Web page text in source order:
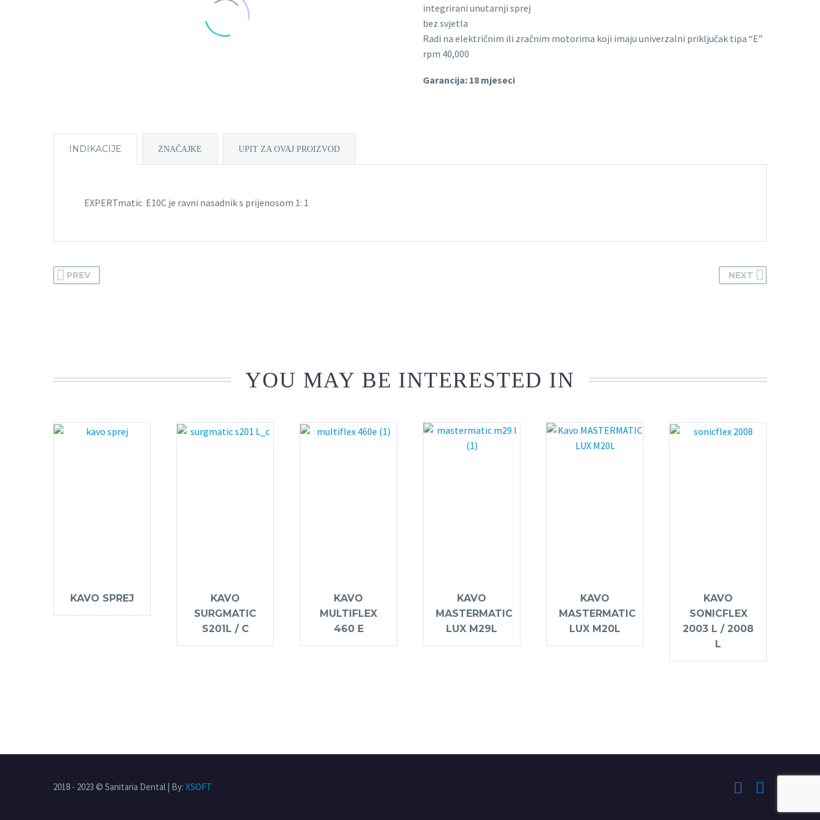
integrirani unutarnji sprej
bez svjetla
Radi na električnim ili zračnim motorima koji imaju univerzalni priključak tipa “E”
rpm 40,000
Garancija: 18 mjeseci
INDIKACIJE ZNAČAJKE UPIT ZA OVAJ PROIZVOD
EXPERTmatic E10C je ravni nasadnik s prijenosom 1: 1
PREV NEXT
YOU MAY BE INTERESTED IN
KAVO SPREJ
KAVO
SURGMATIC
S201L / C
KAVO
MULTIFLEX
460 E
KAVO
MASTERMATIC
LUX M29L
KAVO
MASTERMATIC
LUX M20L
KAVO
SONICFLEX
2003 L / 2008
L
2018 - 2023 © Sanitaria Dental | By: XSOFT